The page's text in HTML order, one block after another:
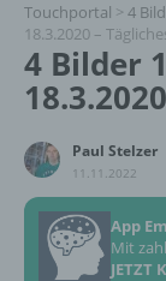
Touchportal > 4
18.3.2020 –
4 Bilder
Paul Stelzer
11.11.2022
App
Mit
JETZT